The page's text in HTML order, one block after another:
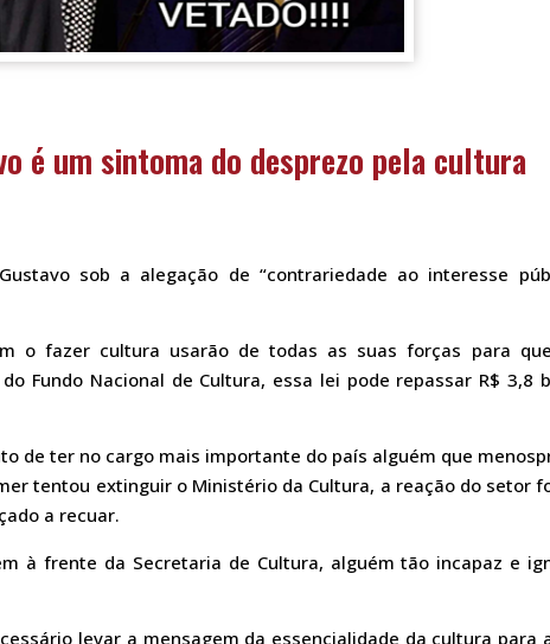
é um sintoma do desprezo pela cultura
sob a alegação de “contrariedade ao interesse
o fazer cultura usarão de todas as suas forças para
Fundo Nacional de Cultura, essa lei pode repassar R$ 3,8
de ter no cargo mais importante do país alguém que
tentou extinguir o Ministério da Cultura, a reação do setor
a recuar.
à frente da Secretaria de Cultura, alguém tão incapaz e
levar a mensagem da essencialidade da cultura para